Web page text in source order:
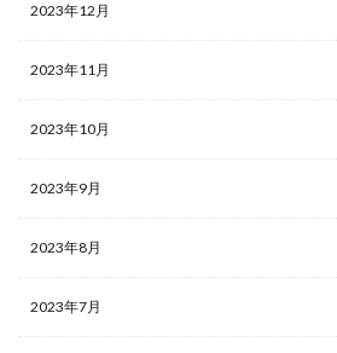
2023年12月
2023年11月
2023年10月
2023年9月
2023年8月
2023年7月